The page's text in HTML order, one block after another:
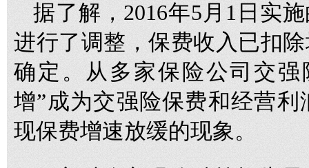
据了解，2016年5月1日实
进行了调整，保费收入已扣
确定。从多家保险公司交
增”成为交强险保费和经营
现保费增速放缓的现象。